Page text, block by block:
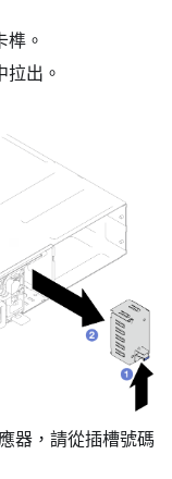
榫。
拉出。
器，請從插槽號碼